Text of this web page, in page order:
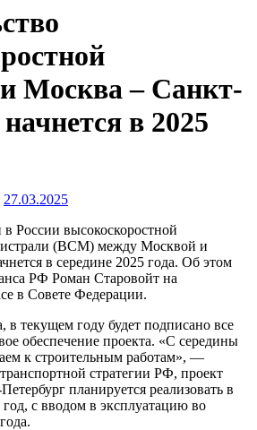
Москва – Санкт-
в 2025
27.03.2025
(ВСМ) между Москвой и
в середине 2025 года. Об этом
РФ Роман Старовойт на
в Совете Федерации.
в текущем году будет подписано все
обеспечение проекта. «С середины
к строительным работам», —
стратегии РФ, проект
планируется реализовать в
с вводом в эксплуатацию во